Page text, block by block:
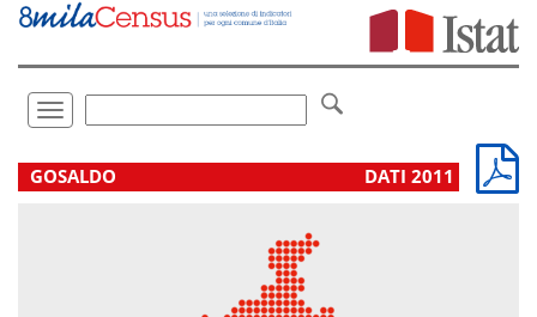
Vai
direttamente
Toggle
navigation
.
GOSALDO DATI 2011